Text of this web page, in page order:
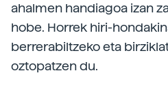
ahalmen handiagoa izan
hobe. Horrek hiri-
berrerabiltzeko eta
oztopatzen du.